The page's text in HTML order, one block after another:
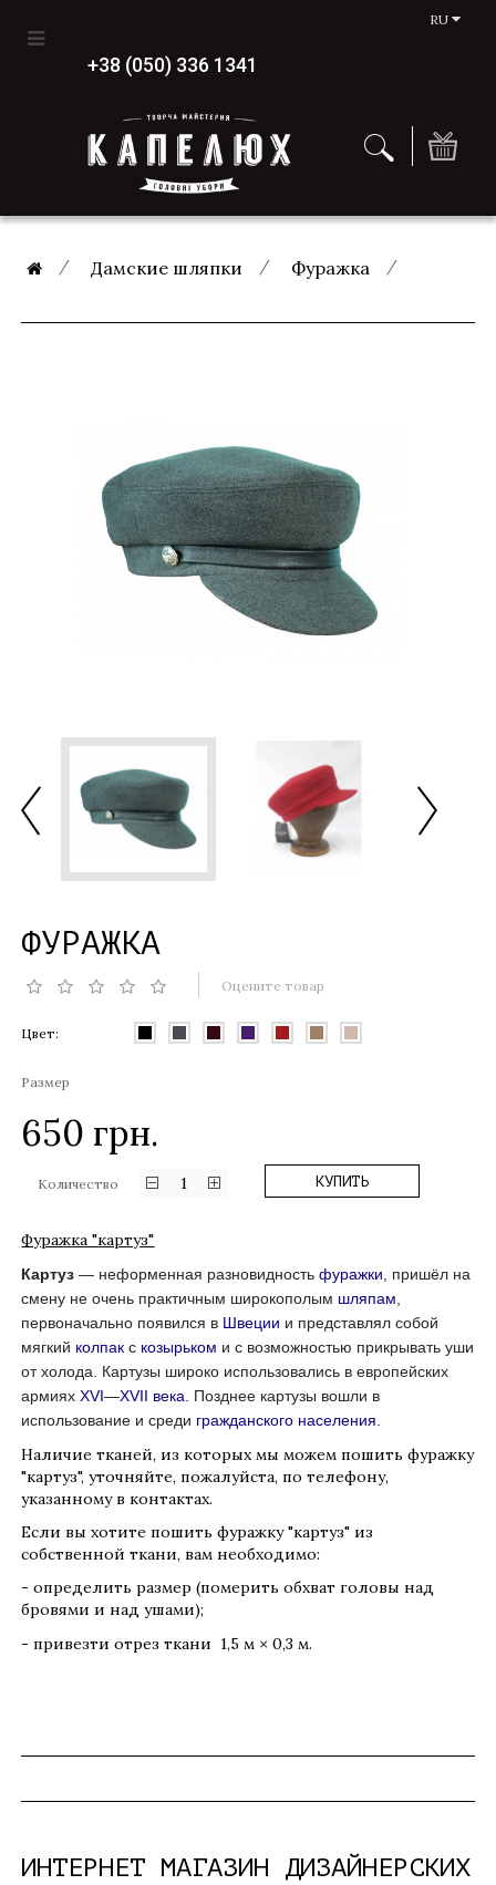
RU
+38 (050) 336 1341
Дамские шляпки Фуражка
ФУРАЖКА
Оцените товар
Цвет:
Размер
650 грн.
Количество 1 КУПИТЬ
Фуражка "картуз"
Картуз — неформенная разновидностьфуражки , пришёл на
смену не очень практичным широкополым шляпам
первоначально появился в Швеции и представлял собой
мягкий колпак с козырьком и с возможностью прикрывать уши
от холода. Картузы широко использовались в европейских
армияхXVI—XVII века . Позднее картузы вошли в
использование и среди гражданского населения
Наличие тканей, из которых мы можем пошить фуражку
"картуз", уточняйте, пожалуйста, по телефону,
указанному в контактах.
Если вы хотите пошить фуражку "картуз" из
собственной ткани, вам необходимо:
- определить размер (померить обхват головы над
бровями и над ушами);
- привезти отрез ткани 1,5 м ×0,3 м.
ИНТЕРНЕТ МАГАЗИН ДИЗАЙНЕРСКИХ